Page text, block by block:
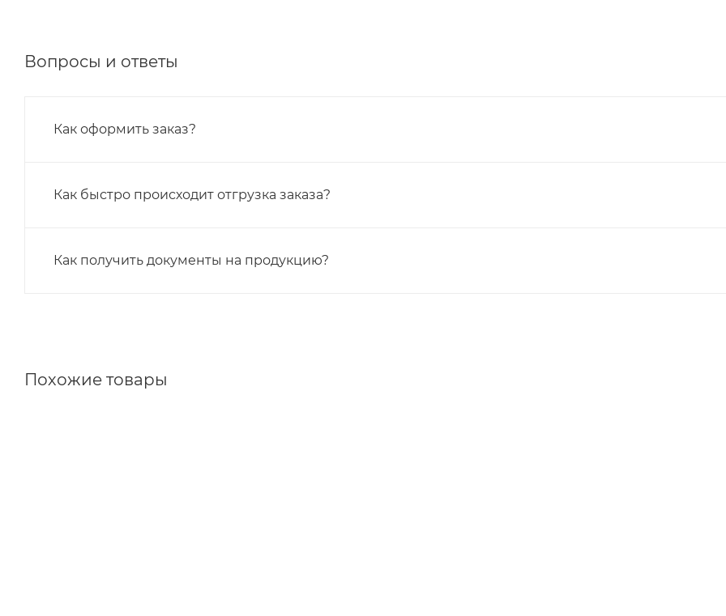
Вопросы и ответы
Как оформить заказ?
Как быстро происходит отгрузка заказа?
Как получить документы на продукцию?
Похожие товары